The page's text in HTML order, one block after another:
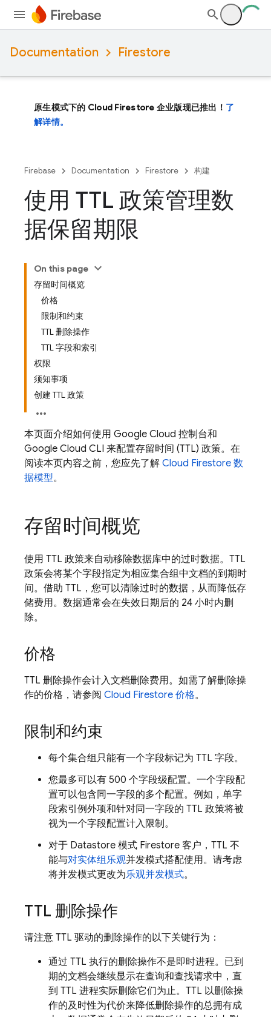
Documentation Firestore
原生模式下的 Cloud Firestore 企业版现已推出！ 了
解详情。
Firebase Documentation Firestore 构建
使用 TTL 政策管理数
据保留期限
On this page
存留时间概览
价格
限制和约束
TTL 删除操作
TTL 字段和索引
权限
须知事项
创建 TTL 政策
本页面介绍如何使用 Google Cloud 控制台和
Google Cloud CLI 来配置存留时间 (TTL) 政策。在
阅读本页内容之前，您应先了解 Cloud Firestore 数
据模型。
存留时间概览
使用 TTL 政策来自动移除数据库中的过时数据。TTL
政策会将某个字段指定为相应集合组中文档的到期时
间。借助 TTL，您可以清除过时的数据，从而降低存
储费用。数据通常会在失效日期后的 24 小时内删
除。
价格
TTL 删除操作会计入文档删除费用。如需了解删除操
作的价格，请参阅 Cloud Firestore 价格。
限制和约束
每个集合组只能有一个字段标记为 TTL 字段。
您最多可以有 500 个字段级配置。一个字段配
置可以包含同一字段的多个配置。例如，单字
段索引例外项和针对同一字段的 TTL 政策将被
视为一个字段配置计入限制。
对于 Datastore 模式 Firestore 客户，TTL 不
能与对实体组乐观并发模式搭配使用。请考虑
将并发模式更改为乐观并发模式。
TTL 删除操作
请注意 TTL 驱动的删除操作的以下关键行为：
通过 TTL 执行的删除操作不是即时进程。已到
期的文档会继续显示在查询和查找请求中，直
到 TTL 进程实际删除它们为止。TTL 以删除操
作的及时性为代价来降低删除操作的总拥有成